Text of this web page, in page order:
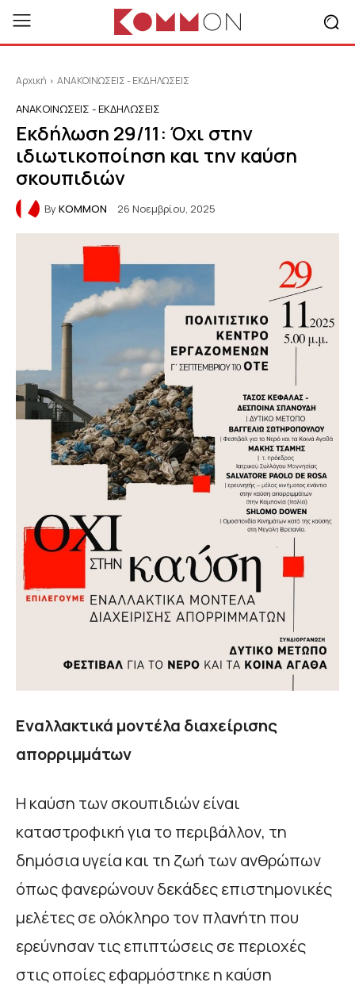
Αρχική ΑΝΑΚΟΙΝΩΣΕΙΣ - ΕΚΔΗΛΩΣΕΙΣ
ΑΝΑΚΟΙΝΩΣΕΙΣ - ΕΚΔΗΛΩΣΕΙΣ
Εκδήλωση 29/11: Όχι στην
ιδιωτικοποίηση και την καύση
σκουπιδιών
ByKOMMON 26 Νοεμβρίου, 2025
Εναλλακτικά μοντέλα διαχείρισης
απορριμμάτων
Η καύση των σκουπιδιών είναι
καταστροφική για το περιβάλλον, τη
δημόσια υγεία και τη ζωή των ανθρώπων
όπως φανερώνουν δεκάδες επιστημονικές
μελέτες σε ολόκληρο τον πλανήτη που
ερεύνησαν τις επιπτώσεις σε περιοχές
στις οποίες εφαρμόστηκε η καύση